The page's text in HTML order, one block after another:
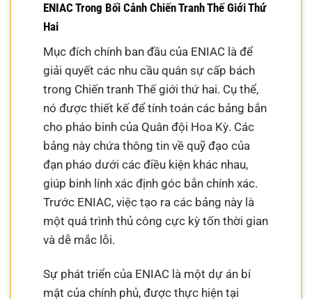
ENIAC Trong Bối Cảnh Chiến Tranh Thế Giới Thứ
Hai
Mục đích chính ban đầu của ENIAC là để
giải quyết các nhu cầu quân sự cấp bách
trong Chiến tranh Thế giới thứ hai. Cụ thể,
nó được thiết kế để tính toán các bảng bắn
cho pháo binh của Quân đội Hoa Kỳ. Các
bảng này chứa thông tin về quỹ đạo của
đạn pháo dưới các điều kiện khác nhau,
giúp binh lính xác định góc bắn chính xác.
Trước ENIAC, việc tạo ra các bảng này là
một quá trình thủ công cực kỳ tốn thời gian
và dễ mắc lỗi.
Sự phát triển của ENIAC là một dự án bí
mật của chính phủ, được thực hiện tại